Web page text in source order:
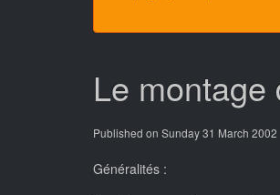
Le
Published on Sunday 31 March 2002
Généralités :